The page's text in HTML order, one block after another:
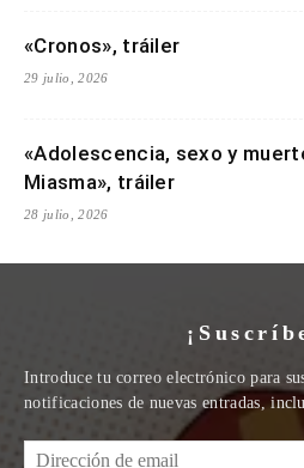
«Cronos», tráiler
29 julio, 2026
«Adolescencia, sexo y
Miasma», tráiler
28 julio, 2026
Introduce tu correo electrónico para
notificaciones de nuevas entradas,
Dirección